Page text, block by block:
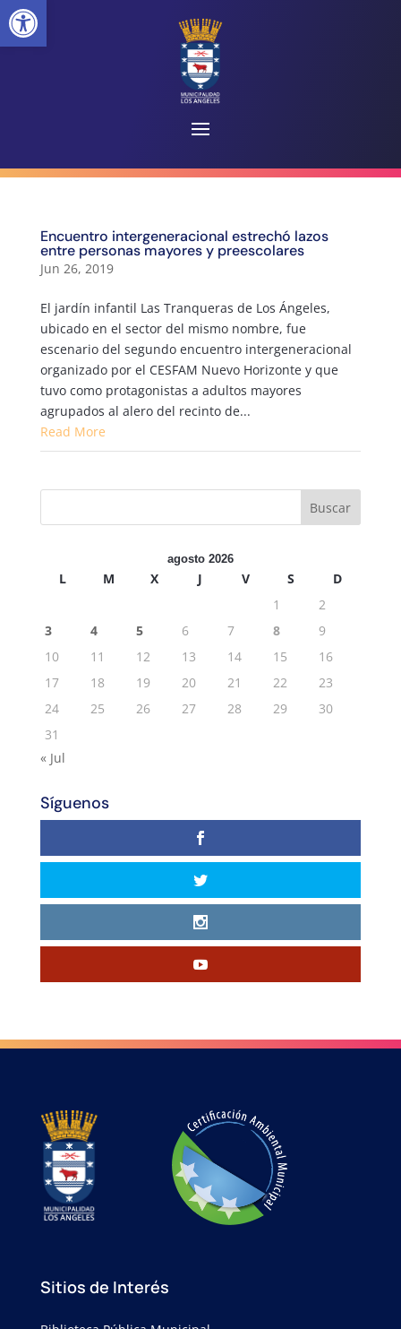
Encuentro intergeneracional estrechó lazos
entre personas mayores y preescolares
Jun 26, 2019
El jardín infantil Las Tranqueras de Los Ángeles,
ubicado en el sector del mismo nombre, fue
escenario del segundo encuentro intergeneracional
organizado por el CESFAM Nuevo Horizonte y que
tuvo como protagonistas a adultos mayores
agrupados al alero del recinto de...
Read More
agosto 2026
L M X J V S
D
1
2
3
4 5 6 7 8
9
10
11 12 13 14 15
16
17
18 19 20 21 22
23
24
25 26 27 28 29
30
31
« Jul
Síguenos
Sitios de Interés